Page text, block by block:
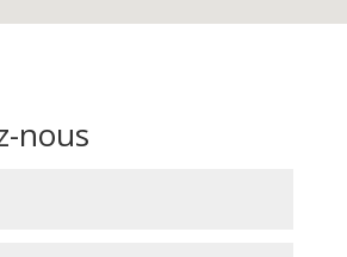
nous